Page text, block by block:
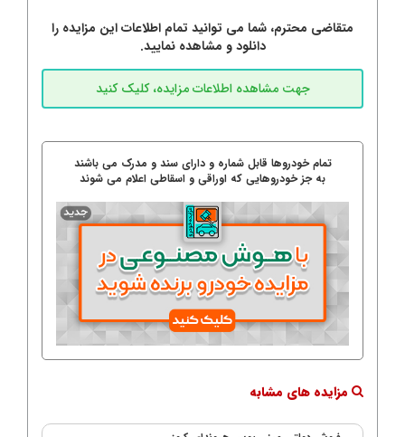
متقاضی محترم، شما می توانید تمام اطلاعات این مزایده را
دانلود و مشاهده نمایید.
تمام خودروها قابل شماره و دارای سند و مدرک می باشند
به جز خودروهایی که اوراقی و اسقاطی اعلام می شوند
مزایده های مشابه